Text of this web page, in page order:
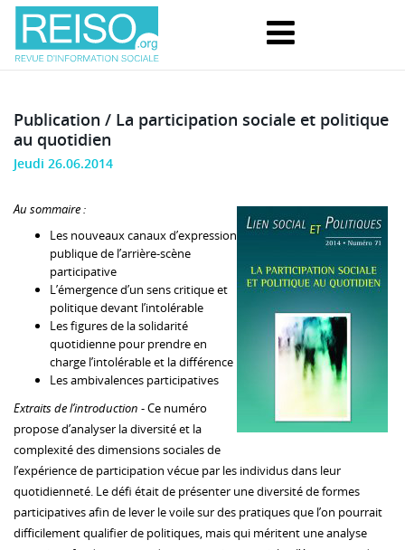
Publication / La participation sociale et politique
au quotidien
Jeudi 26.06.2014
Au sommaire :
Les nouveaux canaux d’expression
publique de l’arrière-scène
participative
L’émergence d’un sens critique et
politique devant l’intolérable
Les figures de la solidarité
quotidienne pour prendre en
charge l’intolérable et la différence
Les ambivalences participatives
Extraits de l’introduction - Ce numéro
propose d’analyser la diversité et la
complexité des dimensions sociales de
l’expérience de participation vécue par les individus dans leur
quotidienneté. Le défi était de présenter une diversité de formes
participatives afin de lever le voile sur des pratiques que l’on pourrait
difficilement qualifier de politiques, mais qui méritent une analyse